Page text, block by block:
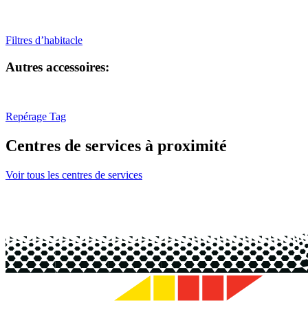
Filtres d’habitacle
Autres accessoires:
Repérage Tag
Centres de services à proximité
Voir tous les centres de services